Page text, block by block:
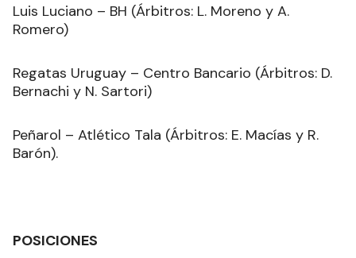
Luis Luciano – BH (Árbitros: L. Moreno y A.
Romero)
Regatas Uruguay – Centro Bancario (Árbitros: D.
Bernachi y N. Sartori)
Peñarol – Atlético Tala (Árbitros: E. Macías y R.
Barón).
POSICIONES